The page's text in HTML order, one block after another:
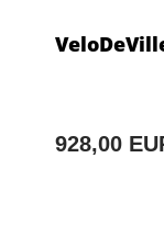
928,00